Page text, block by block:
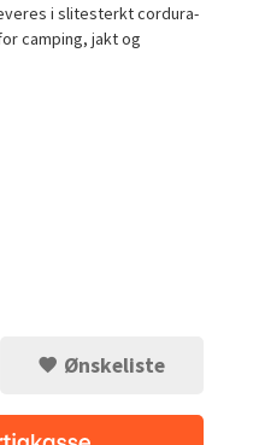
i slitesterkt cordura-
camping, jakt og
Ønskeliste